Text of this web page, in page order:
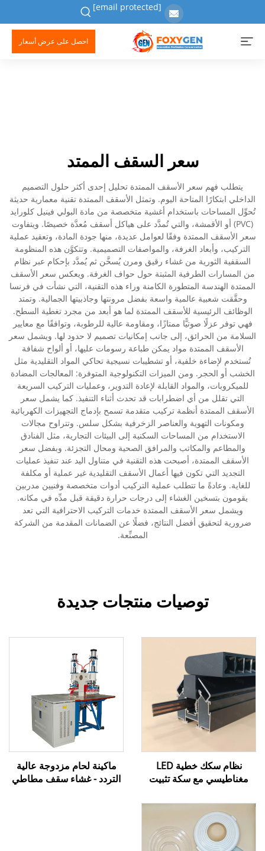
[email protected]
احصل على عرض أسعار
سعر السقف الممتد
يتطلب فهم سعر الأسقف الممتدة تحليل إحدى أكثر حلول التصميم
الداخلي ابتكارًا المتاحة اليوم. وتمثل الأسقف الممتدة تقنية معمارية حديثة
تُحوِّل المساحات باستخدام أغشية متخصصة من مادة البولي فينيل كلورايد
(PVC) أو الأقمشة، والتي تُمدَّد على هياكل أسقف مُعدَّة خصيصًا. ويتفاوت
سعر الأسقف الممتدة وفقًا لعوامل عديدة، منها جودة المادة، وتعقيد عملية
التركيب، وأبعاد الغرفة، والمواصفات التصميمية. وتتكوَّن هذه المنظومة
السقفية الثورية من غشاء رقيق ومرن يُسخَّن ثم يُمدَّد بإحكام عبر نظام
من المسارات الطرفية المثبتة حول حواف الغرفة. ويعكس سعر الأسقف
الممتدة الهندسة المتطورة الكامنة وراء هذه التقنية، التي نشأت في فرنسا
وحقَّقت شعبية عالمية واسعة بفضل مرونتها وجاذبيتها الجمالية. وتمتد
الوظائف الرئيسية للأسقف الممتدة لما هو أبعد من مجرد تغطية السطح.
فهي توفر عزلًا صوتيًّا ممتازًا، ومقاومة عالية للرطوبة، وتوافقًا مع معايير
السلامة من الحرائق، إلى جانب إمكانيات تصميم لا حدود لها. ويشمل سعر
الأسقف الممتدة مواد يمكن طباعة رسومات عليها، أو ألواح شفافة
تُستخدم لإضاءة خلفية، أو تشطيبات نسيجية تحاكي المواد التقليدية مثل
الخشب أو الحجر. ومن الميزات التكنولوجية المتوفرة: المعالجات المضادة
للميكروبات، والمواد القابلة لإعادة التدوير، وعمليات التركيب السريعة
التي تقلل من أي اضطرابات قد تحدث أثناء التنفيذ. كما يشمل سعر
الأسقف الممتدة أنظمة تركيب متقدمة تسمح بإدماج التجهيزات الكهربائية
ومكونات التهوية والعناصر الزخرفية بشكل سلس. وتتراوح مجالات
الاستخدام من المساحات السكنية إلى البيئات التجارية، مثل الفنادق
والمطاعم والمكاتب والمرافق الصحية ومحال التجزئة. وبفضل سعر
الأسقف الممتدة، أصبحت هذه التقنية في متناول اليد عند تنفيذ عمليات
التجديد التي تكون فيها أعمال الأسقف التقليدية غير عملية أو مكلفة
للغاية. وعادةً ما تتطلب عملية التركيب أدوات متخصصة وفنيين مدربين
يقومون بتسخين الغشاء إلى درجات حرارة دقيقة قبل مدِّه في مكانه.
ويشمل سعر الأسقف الممتدة خدمات التركيب الاحترافية التي تعد
ضرورية لتحقيق أفضل النتائج، فضلًا عن الضمانات المقدمة من الشركة
المصنِّعة.
توصيات منتجات جديدة
نظام سكك خطية LED
مغناطيسي مع سكة تثبيت
الداخلي
ماكينة لحام مزدوجة عالية
التردد - غشاء سقف مطاطي